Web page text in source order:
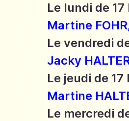
Le lundi de 17
Martine
Le vendredi
Jacky
Le jeudi de
Martine
Le mercredi